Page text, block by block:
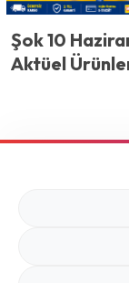
Şok 10
Aktüel
Fırsatları!